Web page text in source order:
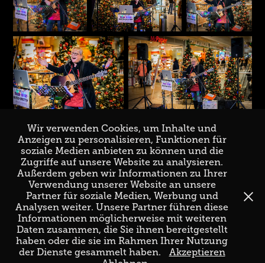
↑ Back to Top
Wir verwenden Cookies, um Inhalte und
Anzeigen zu personalisieren, Funktionen für
soziale Medien anbieten zu können und die
Zugriffe auf unsere Website zu analysieren.
Außerdem geben wir Informationen zu Ihrer
Verwendung unserer Website an unsere
Partner für soziale Medien, Werbung und
Analysen weiter. Unsere Partner führen diese
Informationen möglicherweise mit weiteren
Daten zusammen, die Sie ihnen bereitgestellt
haben oder die sie im Rahmen Ihrer Nutzung
der Dienste gesammelt haben.
Akzeptieren